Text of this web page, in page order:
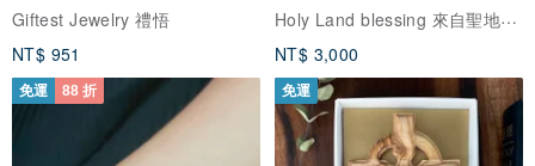
Giftest Jewelry 禮悟
NT$ 951
Holy Land blessing 來自聖地的祝福
NT$ 3,000
免運 88 折 免運